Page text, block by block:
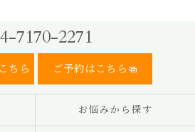
7170-2271
ちら ご予約はこちら
お悩みから探す